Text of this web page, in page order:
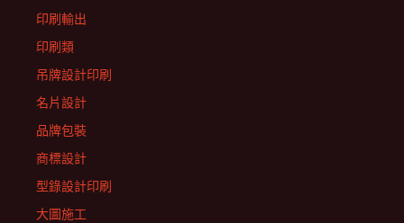
印刷輸出
印刷類
吊牌設計印刷
名片設計
品牌包裝
商標設計
型錄設計印刷
大圖施工